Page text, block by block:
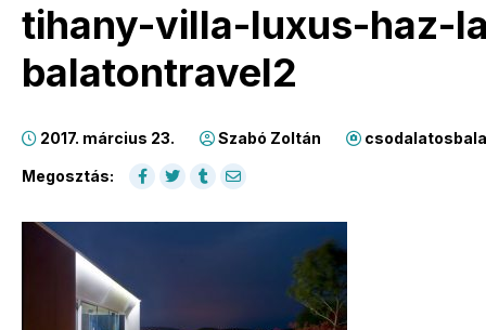
tihany-villa-luxus-haz-
balatontravel2
2017. március 23. Szabó Zoltán
Megosztás: